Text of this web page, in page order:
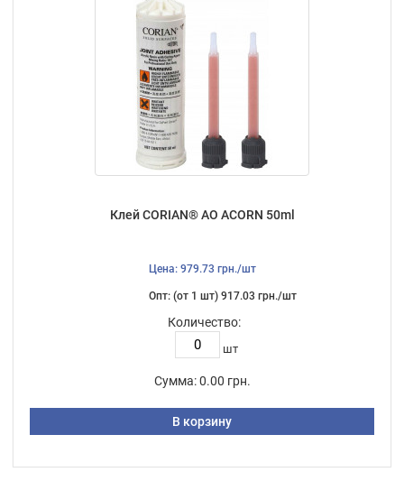
Клей CORIAN® AO ACORN 50ml
Цена: 979.73 грн./шт
Опт: (от 1 шт) 917.03 грн./шт
Количество:
шт
Сумма: 0.00 грн.
В корзину